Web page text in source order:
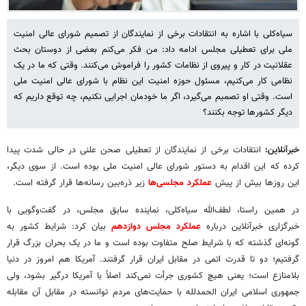
سیاه‌کلی با اشاره به انتقادات برخی از نمایندگان از تصمیم شورای عالی امنیت
ملی برای تعطیلی مجلس ادامه داد: من فکر می‌کنم بعضی از دوستان بحث
عقلانیت در کار و پیروی از نظامات کشور را فراموش می‌کنند. وقتی که ما در یک
نظامی کار می‌کنیم، مسئول حوزه امنیت این نظام با شورای عالی امنیت ملی
است. وقتی او تصمیم می‌گیرد، اگر ما خودمان اجرایی نکنیم، چه توقع داریم که
دیگر کشورها توجه بکنند؟
خبرآنلاین: انتقادات برخی از نمایندگان از تعطیلی صحن علنی در حالی شدت پیدا
کرده که این اقدام به دستور شورای عالی امنیت ملی بوده است. از سوی دیگر،
این روزها بیش از پیش عملکرد مجلسی‌ها زیر ذره‌بین رسانه‌ها قرار گرفته است.
در همین راستا، لطف‌الله سیاه‌کلی، نماینده سابق مجلس، در گفت‌وگویی با
خبرگزاری خبرآنلاین درباره عملکرد مجلس دوازدهم بیان کرد: شرایط کشور به
گونه‌ای گذشته که با شرایط صلح متفاوت بوده است و ما در یک بحران بزرگ قرار
گرفتیم؛ دو تا قدرت اتمی در مقابل ایران قرار گرفتند. آمریکا هم امروز در دنیا
بلامنازع است؛ یعنی هیچ کشوری جرأت نمی‌کند اصلاً با آمریکا درگیر بشود، ولی
جمهوری اسلامی ایران الحمدلله با حمایت‌های مردم توانسته در مقابل آن مقابله